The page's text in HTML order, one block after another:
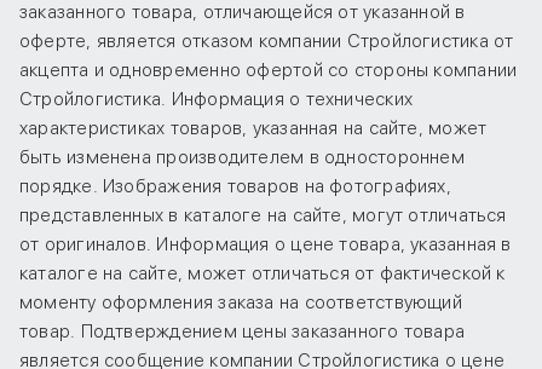
заказанного товара, отличающейся от указанной в
оферте, является отказом компании Стройлогистика от
акцепта и одновременно офертой со стороны компании
Стройлогистика. Информация о технических
характеристиках товаров, указанная на сайте, может
быть изменена производителем в одностороннем
порядке. Изображения товаров на фотографиях,
представленных в каталоге на сайте, могут отличаться
от оригиналов. Информация о цене товара, указанная в
каталоге на сайте, может отличаться от фактической к
моменту оформления заказа на соответствующий
товар. Подтверждением цены заказанного товара
является сообщение компании Стройлогистика о цене